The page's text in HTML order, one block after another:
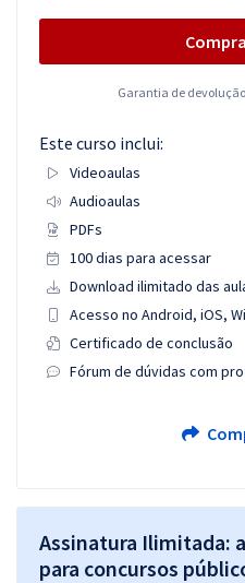
Garantia de
Este curso inclui:
Videoaulas
Audioaulas
PDFs
100 dias para acessar
Download ilimitado das
Acesso no Android, iOS,
Certificado de conclusão
Fórum de dúvidas com
Assinatura Ilimitada:
para concursos